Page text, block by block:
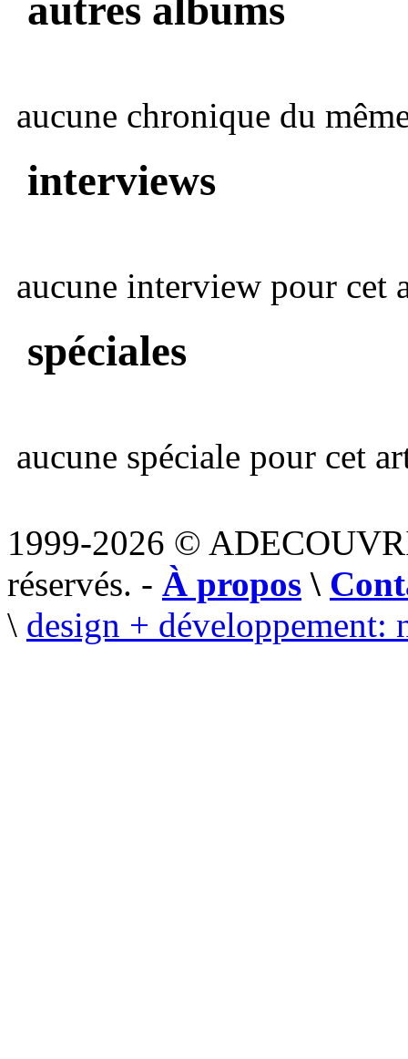
autres albums
aucune chronique du
interviews
aucune interview pour cet
spéciales
aucune spéciale pour cet
1999-2026 ©
réservés. - À propos \
\ design + développement: